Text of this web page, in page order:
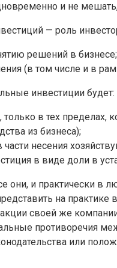
и не
— роль
решений в бизнесе;
(в том числе и в
инвестиции будет:
в тех
из бизнеса);
несения
в виде доли в
они, и практически в
на
своей же
противоречия
или